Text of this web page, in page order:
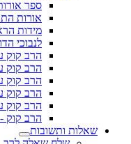
ספר
אורות
מידות
לנבוכי
הרב קוק
הרב קוק
הרב קוק
הרב קוק
הרב קוק
הרב קוק
שאלות ותשובות